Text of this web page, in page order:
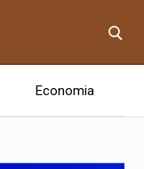
Economia